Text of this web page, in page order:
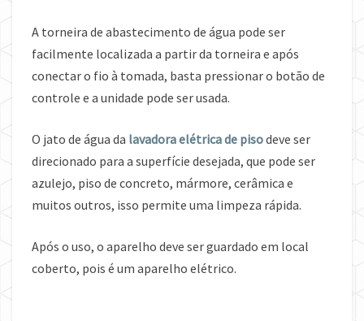
A torneira de abastecimento de água pode ser
facilmente localizada a partir da torneira e após
conectar o fio à tomada, basta pressionar o botão de
controle e a unidade pode ser usada.
O jato de água da lavadora elétrica de pisodeve ser
direcionado para a superfície desejada, que pode ser
azulejo, piso de concreto, mármore, cerâmica e
muitos outros, isso permite uma limpeza rápida.
Após o uso, o aparelho deve ser guardado em local
coberto, pois é um aparelho elétrico.